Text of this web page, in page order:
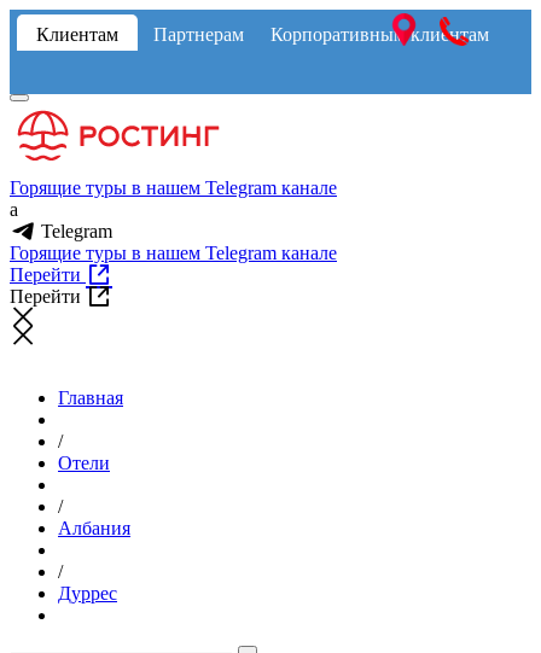
Клиентам Партнерам Корпоративным клиентам
Горящие туры в нашем Telegram канале
a
Telegram
Горящие туры в нашем Telegram канале
Перейти
Перейти
Главная
/
Отели
/
Албания
/
Дуррес